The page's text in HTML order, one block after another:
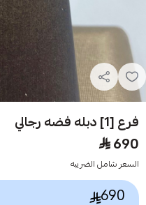
فرع [1] دبله فضه رجالي
690
السعر شامل الضريبه
690